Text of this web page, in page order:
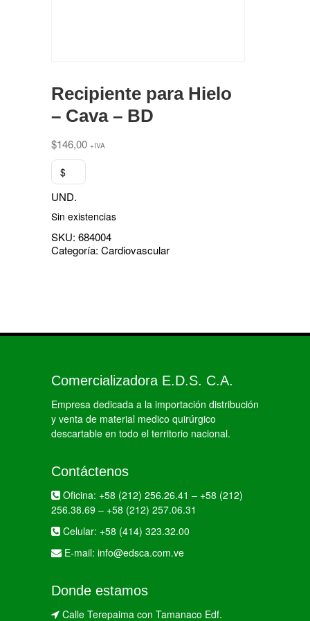
Recipiente para Hielo
– Cava – BD
$146,00 +IVA
$
UND.
Sin existencias
SKU: 684004
Categoría: Cardiovascular
Comercializadora E.D.S. C.A.
Empresa dedicada a la importación distribución
y venta de material medico quirúrgico
descartable en todo el territorio nacional.
Contáctenos
Oficina: +58 (212) 256.26.41 – +58 (212)
256.38.69 – +58 (212) 257.06.31
Celular: +58 (414) 323.32.00
E-mail: info@edsca.com.ve
Donde estamos
Calle Terepaima con Tamanaco Edf.